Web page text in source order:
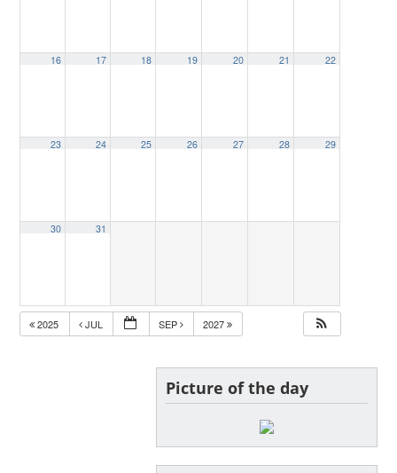
16 17 18 19 20 21 22
23 24 25 26 27 28 29
30 31
2025 JUL SEP 2027
Picture of the day